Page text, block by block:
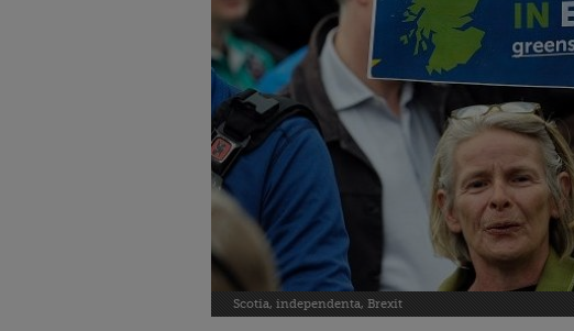
Scotia, independenta, Brexit